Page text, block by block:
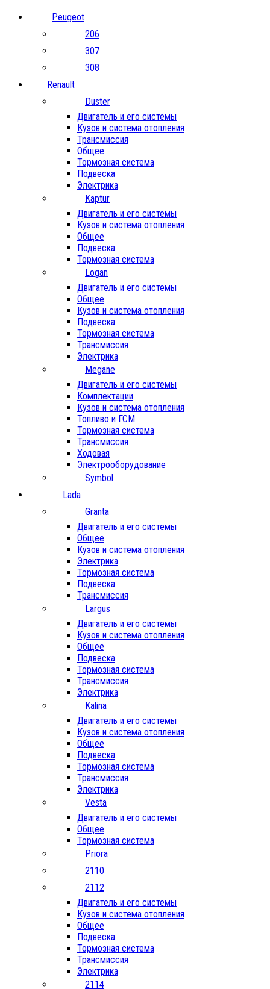
Peugeot
206
307
308
Renault
Duster
Двигатель и его системы
Кузов и система отопления
Трансмиссия
Общее
Тормозная система
Подвеска
Электрика
Kaptur
Двигатель и его системы
Кузов и система отопления
Общее
Подвеска
Тормозная система
Logan
Двигатель и его системы
Общее
Кузов и система отопления
Подвеска
Тормозная система
Трансмиссия
Электрика
Megane
Двигатель и его системы
Комплектации
Кузов и система отопления
Топливо и ГСМ
Тормозная система
Трансмиссия
Ходовая
Электрооборудование
Symbol
Lada
Granta
Двигатель и его системы
Общее
Кузов и система отопления
Электрика
Тормозная система
Подвеска
Трансмиссия
Largus
Двигатель и его системы
Кузов и система отопления
Общее
Подвеска
Тормозная система
Трансмиссия
Электрика
Kalina
Двигатель и его системы
Кузов и система отопления
Общее
Подвеска
Тормозная система
Трансмиссия
Электрика
Vesta
Двигатель и его системы
Общее
Тормозная система
Priora
2110
2112
Двигатель и его системы
Кузов и система отопления
Общее
Подвеска
Тормозная система
Трансмиссия
Электрика
2114